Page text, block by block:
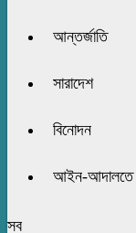
আন্তর্জাতি
সারাদেশ
বিনোদন
আইন-আদালতে
সব